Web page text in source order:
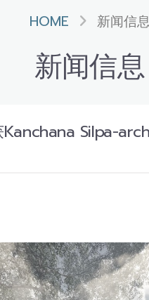
HOME 新闻信息
新闻信息
Silpa-